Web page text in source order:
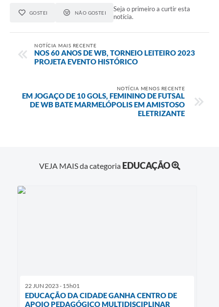
GOSTEI NÃO GOSTEI
Seja o primeiro a curtir esta
notícia.
NOTÍCIA MAIS RECENTE
NOS 60 ANOS DE WB, TORNEIO LEITEIRO 2023
PROJETA EVENTO HISTÓRICO
NOTÍCIA MENOS RECENTE
EM JOGAÇO DE 10 GOLS, FEMININO DE FUTSAL
DE WB BATE MARMELÓPOLIS EM AMISTOSO
ELETRIZANTE
VEJA MAIS da categoria EDUCAÇÃO
22 JUN 2023 - 15h01
EDUCAÇÃO DA CIDADE GANHA CENTRO DE
APOIO PEDAGÓGICO MULTIDISCIPLINAR